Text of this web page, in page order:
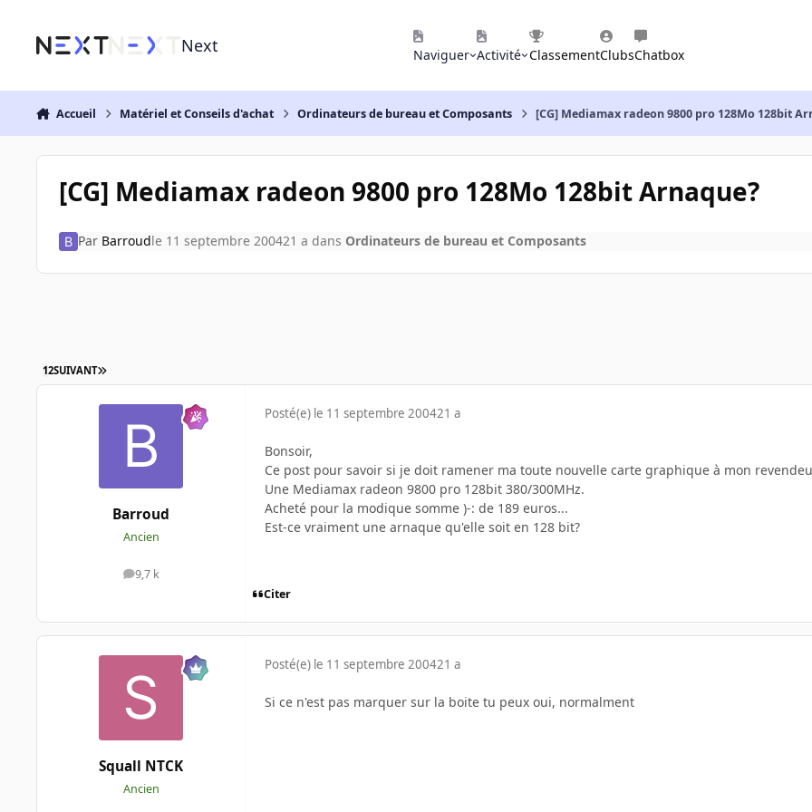
Next Naviguer Activité ClassementClubsChatbox
Accueil Matériel et Conseils d'achat Ordinateurs de bureau et Composants [CG] Mediamax radeon 9800 pro 128Mo 128bit
[CG] Mediamax radeon 9800 pro 128Mo 128bit Arnaque?
Par Barroudle 11 septembre 200421 a dans Ordinateurs de bureau et Composants
12SUIVANT
Barroud
Ancien
9,7 k
messages
Posté(e) le 11 septembre 200421 a
Bonsoir,
Ce post pour savoir si je doit ramener ma toute nouvelle carte graphique à mon
Une Mediamax radeon 9800 pro 128bit 380/300MHz.
Acheté pour la modique somme )-: de 189 euros...
Est-ce vraiment une arnaque qu'elle soit en 128 bit?
Citer
Squall NTCK
Ancien
Posté(e) le 11 septembre 200421 a
Si ce n'est pas marquer sur la boite tu peux oui, normalment